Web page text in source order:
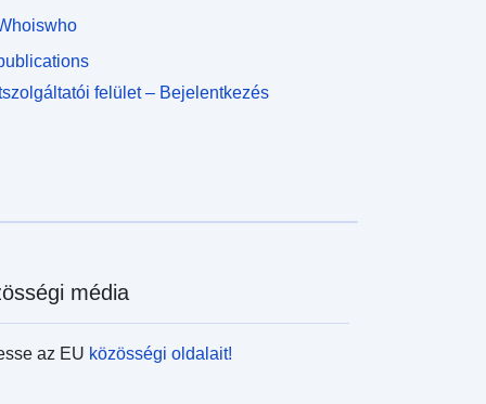
felület – Bejelentkezés
média
az EU közösségi oldalait!